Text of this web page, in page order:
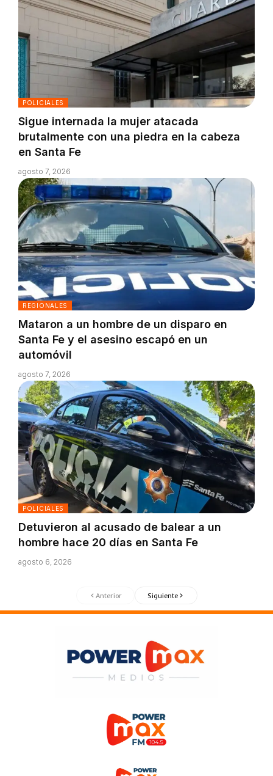
POLICIALES
Sigue internada la mujer atacada
brutalmente con una piedra en la cabeza
en Santa Fe
agosto 7, 2026
REGIONALES
Mataron a un hombre de un disparo en
Santa Fe y el asesino escapó en un
automóvil
agosto 7, 2026
POLICIALES
Detuvieron al acusado de balear a un
hombre hace 20 días en Santa Fe
agosto 6, 2026
Anterior Siguiente